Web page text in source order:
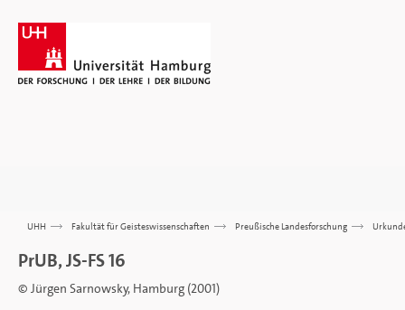
UHH >>> Fakultät für Geisteswissenschaften >>> Preußische Landesforschung >>>
PrUB, JS-FS 16
© Jürgen Sarnowsky, Hamburg (2001)